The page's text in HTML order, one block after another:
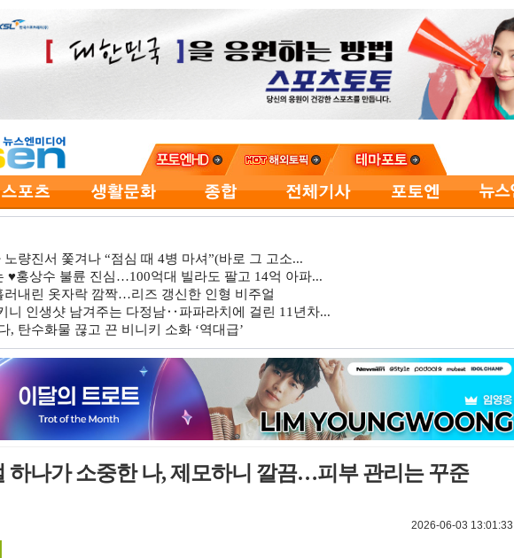
량진서 쫓겨나 “점심 때 4병 마셔”(바로 그 고소...
♥홍상수 불륜 진심…100억대 빌라도 팔고 14억 아파...
러내린 옷자락 깜짝…리즈 갱신한 인형 비주얼
니 인생샷 남겨주는 다정남‥파파라치에 걸린 11년차...
, 탄수화물 끊고 끈 비니키 소화 ‘역대급’
하나가 소중한 나, 제모하니 깔끔…피부 관리는 꾸준
2026-06-03 13:01:33